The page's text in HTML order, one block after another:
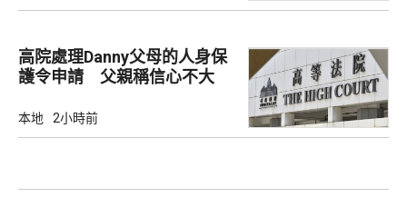
高院處理Danny父母的人身保
護令申請 父親稱信心不大
本地 2小時前